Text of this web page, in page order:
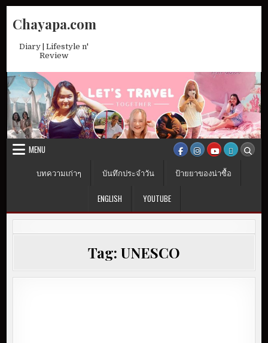
Chayapa.com
Diary | Lifestyle n'
Review
MENU
บทความเก่าๆ
บันทึกประจำวัน ป้ายยาของน่าซื้อ
ENGLISH YOUTUBE
Tag: UNESCO